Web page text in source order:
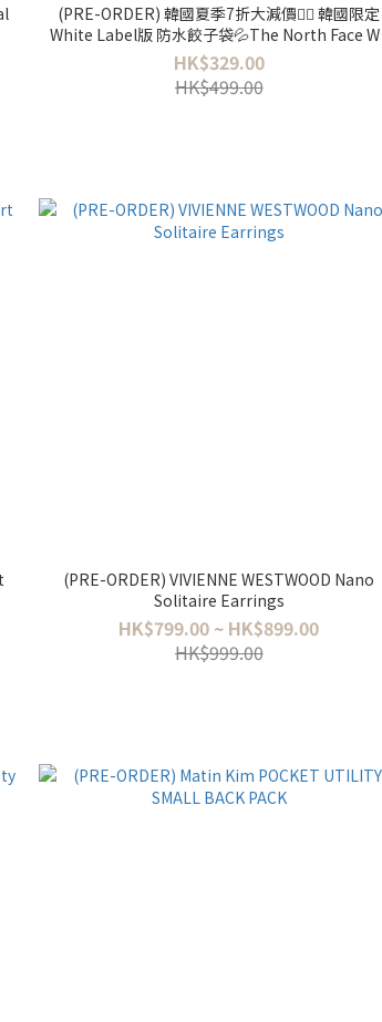
(PRE-ORDER) 韓國夏季7折大減價❤️‍🔥 韓國限定
White Label版 防水餃子袋💦The North Face
Urban Tote Bag Mini
HK$329.00
HK$499.00
(PRE-ORDER) VIVIENNE WESTWOOD Nano
Solitaire Earrings
HK$799.00 ~ HK$899.00
HK$999.00